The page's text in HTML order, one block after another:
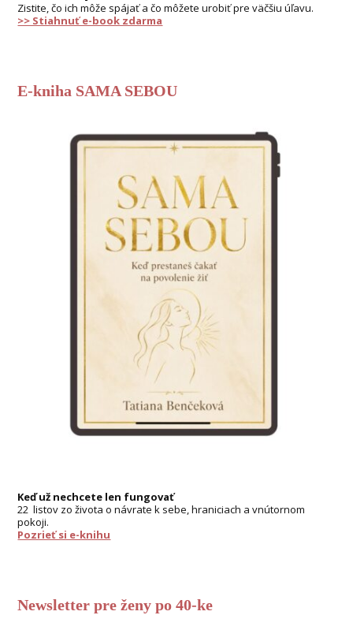
Zistite, čo ich môže spájať a čo môžete urobiť pre väčšiu úľavu.
>> Stiahnuť e-book zdarma
E-kniha SAMA SEBOU
Keď už nechcete len fungovať
22 listov zo života o návrate k sebe, hraniciach a vnútornom
pokoji.
Pozrieť si e-knihu
Newsletter pre ženy po 40-ke